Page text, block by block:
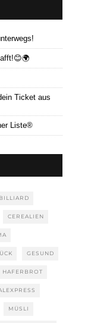
Ticket aus
Liste®
BILLIARD
CEREALIEN
GESUND
HAFERBROT
MÜSLI